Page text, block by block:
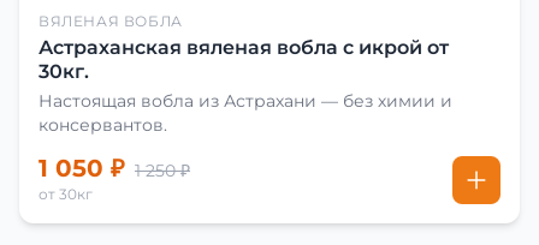
ВЯЛЕНАЯ ВОБЛА
Астраханская вяленая вобла с икрой от
30кг.
Настоящая вобла из Астрахани — без химии и
консервантов.
1 050 ₽ 1 250 ₽
от 30кг